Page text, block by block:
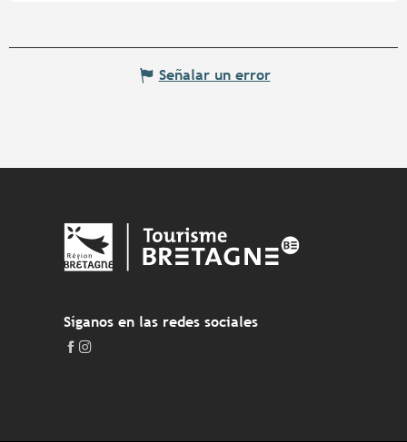
Señalar un error
Síganos en las redes sociales